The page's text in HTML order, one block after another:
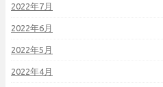
2022年7月
2022年6月
2022年5月
2022年4月